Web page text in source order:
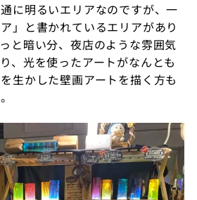
に明るいエリアなのですが、一
」と書かれているエリアがあり
と暗い分、夜店のような雰囲気
、光を使ったアートがなんとも
生かした壁画アートを描く方も